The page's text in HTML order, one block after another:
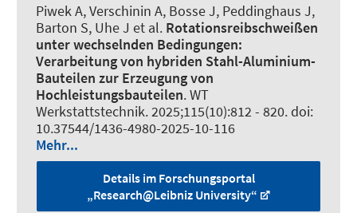
Piwek A, Verschinin A, Bosse J, Peddinghaus J,
Barton S, Uhe J et al. Rotationsreibschweißen
unter wechselnden Bedingungen:
Verarbeitung von hybriden Stahl-Aluminium-
Bauteilen zur Erzeugung von
Hochleistungsbauteilen.WT
Werkstattstechnik. 2025;115(10):812 - 820. doi:
10.37544/1436-4980-2025-10-116
Mehr...
Details im Forschungsportal
„Research@Leibniz University“